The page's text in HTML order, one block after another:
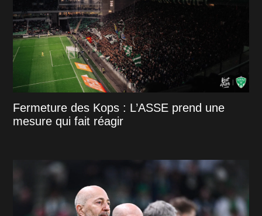
Fermeture des Kops : L’ASSE prend une
mesure qui fait réagir